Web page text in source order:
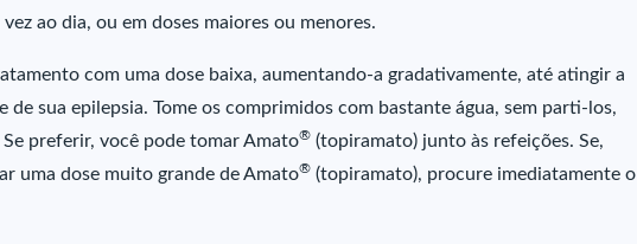
ao dia, ou em doses maiores ou menores.
com uma dose baixa, aumentando-a gradativamente, até atingir a
de sua epilepsia. Tome os comprimidos com bastante água, sem parti-los,
preferir, você pode tomar Amato® (topiramato) junto às refeições. Se,
uma dose muito grande de Amato® (topiramato), procure imediatamente o